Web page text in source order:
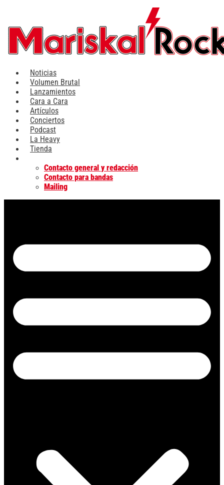
contenido
Noticias
Volumen Brutal
Lanzamientos
Cara a Cara
Artículos
Conciertos
Podcast
La Heavy
Tienda
Contacto general y redacción
Contacto para bandas
Mailing